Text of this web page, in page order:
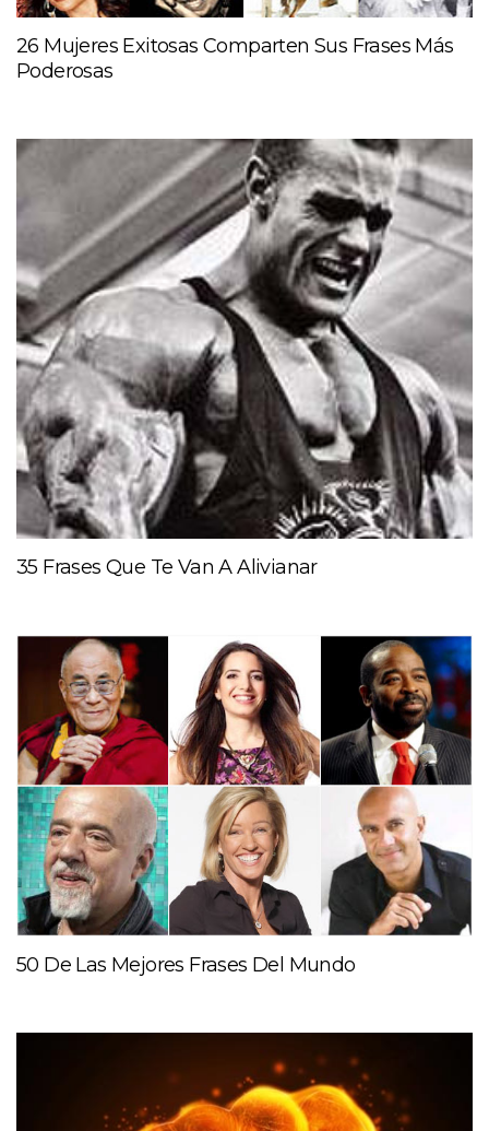
26 Mujeres Exitosas Comparten Sus Frases Más
Poderosas
35 Frases Que Te Van A Alivianar
50 De Las Mejores Frases Del Mundo